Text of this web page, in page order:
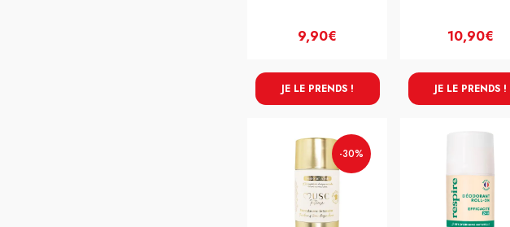
9,90€
JE LE PRENDS !
10,90€
JE LE PRENDS !
-30%